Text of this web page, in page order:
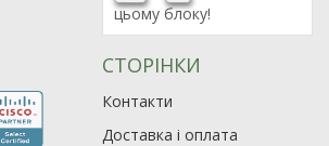
цьому блоку!
СТОРІНКИ
Контакти
Доставка і оплата